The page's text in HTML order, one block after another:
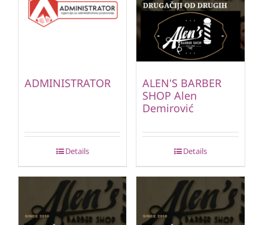
ADMINISTRATOR
Details
ALEN'S BARBER
SHOP Alen
Demirović
Details